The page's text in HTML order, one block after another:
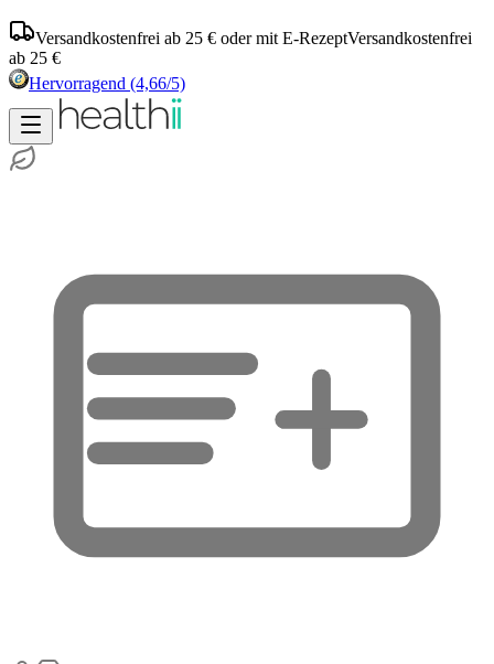
Versandkostenfrei ab 25 € oder mit E-RezeptVersandkostenfrei
ab 25 €
Hervorragend (4,66/5)